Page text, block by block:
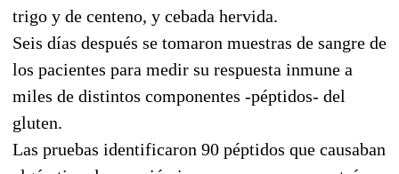
trigo y de centeno, y cebada hervida.
Seis días después se tomaron muestras de sangre de
los pacientes para medir su respuesta inmune a
miles de distintos componentes -péptidos- del
gluten.
Las pruebas identificaron 90 péptidos que causaban